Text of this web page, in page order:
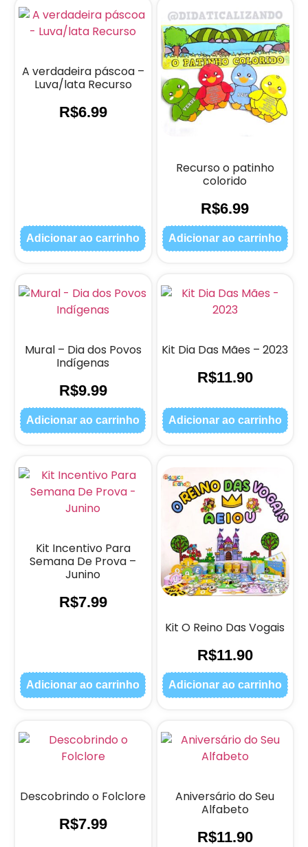
A verdadeira páscoa –
Luva/lata Recurso
R$6.99
Adicionar ao carrinho
Recurso o patinho
colorido
R$6.99
Adicionar ao carrinho
Mural – Dia dos Povos
Indígenas
R$9.99
Adicionar ao carrinho
Kit Dia Das Mães – 2023
R$11.90
Adicionar ao carrinho
Kit Incentivo Para
Semana De Prova –
Junino
R$7.99
Adicionar ao carrinho
Kit O Reino Das Vogais
R$11.90
Adicionar ao carrinho
Descobrindo o Folclore
R$7.99
Aniversário do Seu
Alfabeto
R$11.90